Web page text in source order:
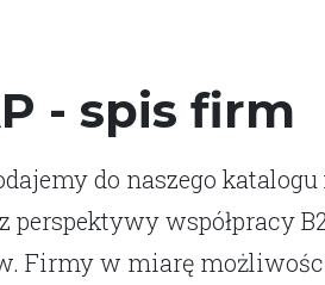
- spis firm
do naszego
perspektywy współpracy
Firmy w miarę